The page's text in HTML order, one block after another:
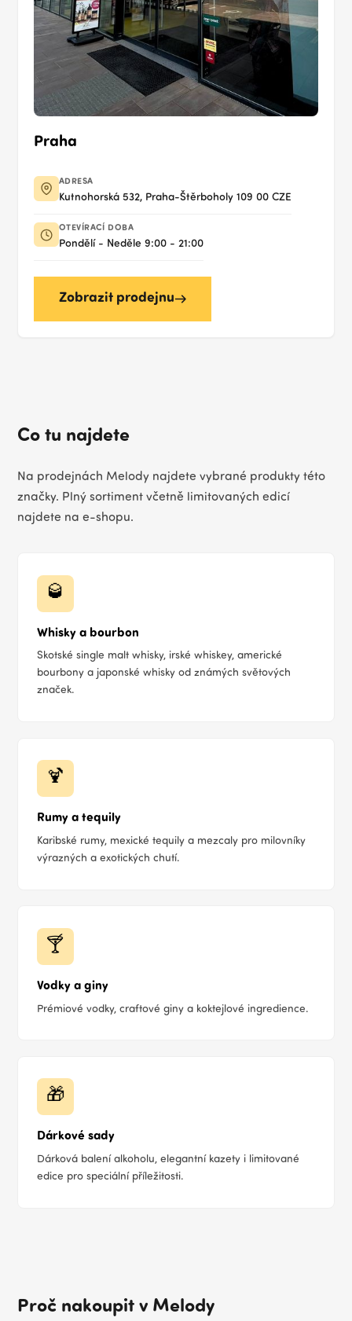
Praha
ADRESA
Kutnohorská 532, Praha-Štěrboholy 109 00 CZE
OTEVÍRACÍ DOBA
Pondělí - Neděle 9:00 - 21:00
Zobrazit prodejnu
Co tu najdete
Na prodejnách Melody najdete vybrané produkty této
značky. Plný sortiment včetně limitovaných edicí
najdete na e-shopu.
🥃
Whisky a bourbon
Skotské single malt whisky, irské whiskey, americké
bourbony a japonské whisky od známých světových
značek.
🍹
Rumy a tequily
Karibské rumy, mexické tequily a mezcaly pro milovníky
výrazných a exotických chutí.
🍸
Vodky a giny
Prémiové vodky, craftové giny a koktejlové ingredience.
🎁
Dárkové sady
Dárková balení alkoholu, elegantní kazety i limitované
edice pro speciální příležitosti.
Proč nakoupit v Melody